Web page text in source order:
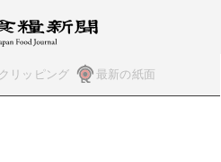
クリッピング 最新の紙面